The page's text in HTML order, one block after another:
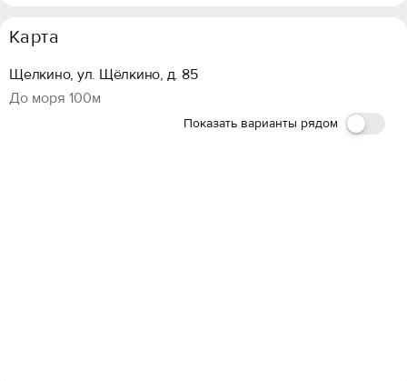
Карта
Щелкино, ул. Щёлкино, д. 85
До моря 100м
Показать варианты рядом